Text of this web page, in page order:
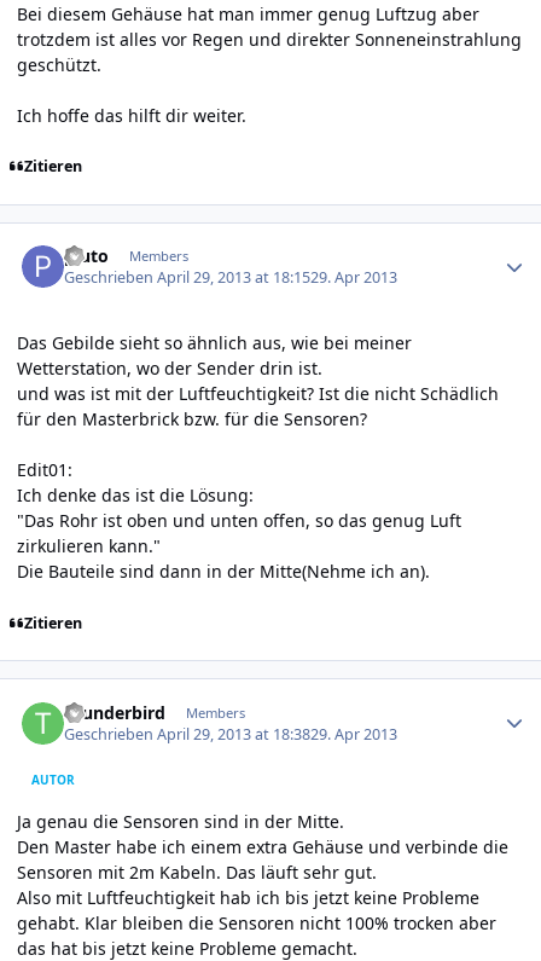
Bei diesem Gehäuse hat man immer genug Luftzug aber
trotzdem ist alles vor Regen und direkter Sonneneinstrahlung
geschützt.
Ich hoffe das hilft dir weiter.
Zitieren
pluto Members
GeschriebenApril 29, 2013 at 18:1529. Apr 2013
Das Gebilde sieht so ähnlich aus, wie bei meiner
Wetterstation, wo der Sender drin ist.
und was ist mit der Luftfeuchtigkeit? Ist die nicht Schädlich
für den Masterbrick bzw. für die Sensoren?
Edit01:
Ich denke das ist die Lösung:
"Das Rohr ist oben und unten offen, so das genug Luft
zirkulieren kann."
Die Bauteile sind dann in der Mitte(Nehme ich an).
Zitieren
thunderbird Members
GeschriebenApril 29, 2013 at 18:3829. Apr 2013
AUTOR
Ja genau die Sensoren sind in der Mitte.
Den Master habe ich einem extra Gehäuse und verbinde die
Sensoren mit 2m Kabeln. Das läuft sehr gut.
Also mit Luftfeuchtigkeit hab ich bis jetzt keine Probleme
gehabt. Klar bleiben die Sensoren nicht 100% trocken aber
das hat bis jetzt keine Probleme gemacht.